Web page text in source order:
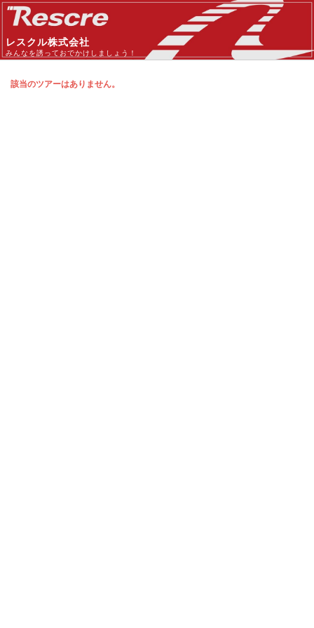
レスクル株式会社
みんなを誘っておでかけしましょう！